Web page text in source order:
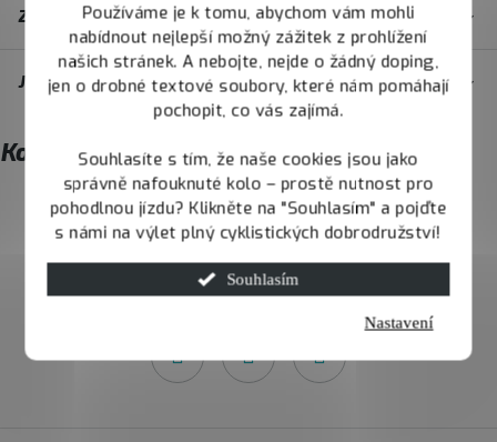
Používáme je k tomu, abychom vám mohli
nabídnout nejlepší možný zážitek z prohlížení
našich stránek. A nebojte, nejde o žádný doping,
jen o drobné textové soubory, které nám pomáhají
pochopit, co vás zajímá.
Souhlasíte s tím, že naše cookies jsou jako
správně nafouknuté kolo – prostě nutnost pro
pohodlnou jízdu? Klikněte na "Souhlasím" a pojďte
s námi na výlet plný cyklistických dobrodružství!
Souhlasím
Nastavení
t
í
Zákaznický servis
JOY.BIKE
Kontakt
info@ joybike.cz
732 426 731